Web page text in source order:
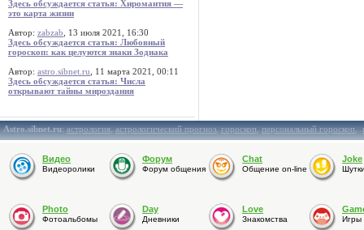
Здесь обсуждается статья: Хиромантия —
это карта жизни
Автор: zabzab , 13 июля 2021, 16:30
Здесь обсуждается статья: Любовный
гороскоп: как целуются знаки Зодиака
Автор: astro.sibnet.ru , 11 марта 2021, 00:11
Здесь обсуждается статья: Числа
открывают тайны мироздания
Astro.sibnet.ru:астрология,астрологический прогноз,гороскоп,персональный гороскоп,
Видео
Видеоролики
Форум
Форум общения
Chat
Общение on-line
Joke
Photo
Фотоальбомы
Day
Дневники
Love
Знакомства Игры